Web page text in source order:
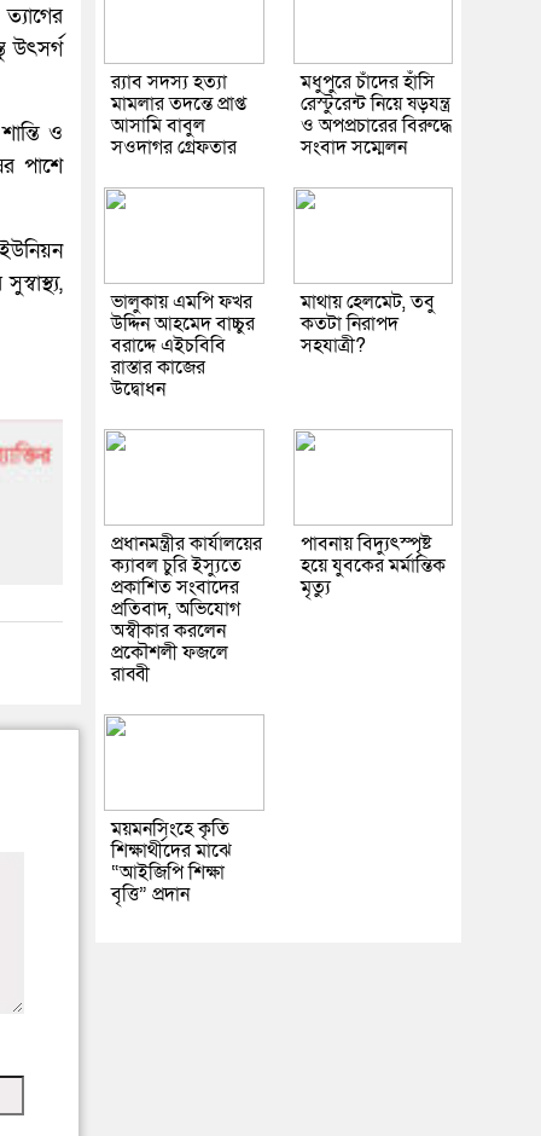
উৎসর্গ
ও
পাশে
র‌্যাব সদস্য হত্যা
মামলার তদন্তে প্রাপ্ত
আসামি বাবুল
সওদাগর গ্রেফতার
মধুপুরে চাঁদের হাঁসি
রেস্টুরেন্ট নিয়ে ষড়যন্ত্র
ও অপপ্রচারের বিরুদ্ধে
সংবাদ সম্মেলন
ভালুকায় এমপি ফখর
উদ্দিন আহমেদ বাচ্চুর
বরাদ্দে এইচবিবি
রাস্তার কাজের
উদ্বোধন
মাথায় হেলমেট, তবু
কতটা নিরাপদ
সহযাত্রী?
প্রধানমন্ত্রীর কার্যালয়ের
ক্যাবল চুরি ইস্যুতে
প্রকাশিত সংবাদের
প্রতিবাদ, অভিযোগ
অস্বীকার করলেন
প্রকৌশলী ফজলে
রাব্বী
পাবনায় বিদ্যুৎস্পৃষ্ট
হয়ে যুব‌কের মর্মান্তিক
মৃত্যু
ময়মনসিংহে কৃতি
শিক্ষার্থীদের মাঝে
“আইজিপি শিক্ষা
বৃত্তি” প্রদান